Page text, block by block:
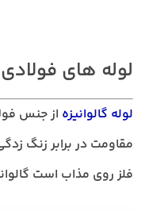
لوله های فولادی
لوله گالوانیزه از جنس
مقاومت در برابر زنگ
فلز روی مذاب است